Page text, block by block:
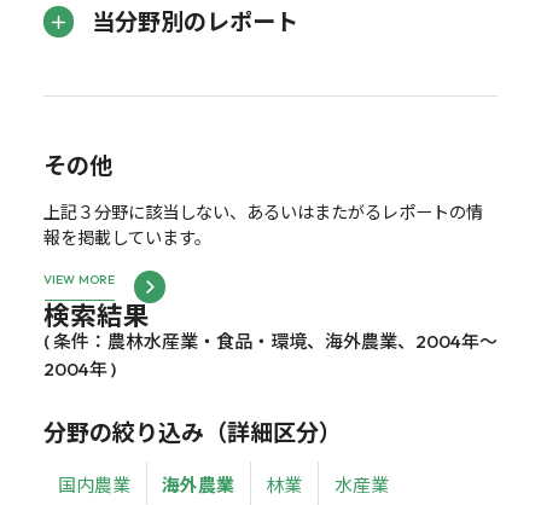
当分野別のレポート
その他
上記３分野に該当しない、あるいはまたがるレポートの情
報を掲載しています。
VIEW MORE
検索結果
( 条件：農林水産業・食品・環境、海外農業、2004年～
2004年 )
分野の絞り込み（詳細区分）
国内農業 海外農業 林業 水産業